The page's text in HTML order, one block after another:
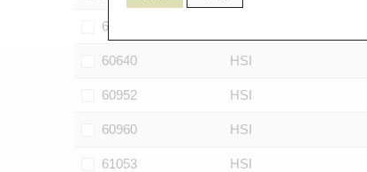
60102
60640 HSI
60952 HSI
60960 HSI
61053 HSI